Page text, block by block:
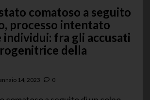
comatoso a seguito
processo intentato
fra gli accusati
della
14, 2023 0